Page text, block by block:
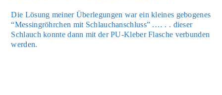
Die Lösung mei­ner Über­le­gun­gen war ein klei­nes gebo­ge­nes
“Mes­sing­röhr­chen mit Schlauch­an­schluss” .… . . die­ser
Schlauch konn­te dann mit der PU-Kle­ber Fla­sche ver­bun­den
wer­den.